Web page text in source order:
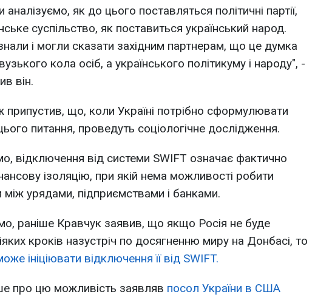
аналізуємо, як до цього поставляться політичні партії,
суспільство, як поставиться український народ.
і могли сказати західним партнерам, що це думка
кола осіб, а українського політикуму і народу", -
він.
припустив, що, коли Україні потрібно сформулювати
питання, проведуть соціологічне дослідження.
відключення від системи SWIFT означає фактично
ізоляцію, при якій нема можливості робити
між урядами, підприємствами і банками.
раніше Кравчук заявив, що якщо Росія не буде
кроків назустріч по досягненню миру на Донбасі, то
ініціювати відключення її від SWIFT.
про цю можливість заявляв посол України в США